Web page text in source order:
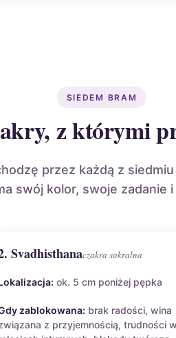
SIEDEM BRAM
z którymi
przez każdą z
swój kolor, swoje zadanie
Svadhisthanaczakra sakralna
ok. 5 cm poniżej pępka
zablokowana: brak radości, wina
z przyjemnością, trudności w